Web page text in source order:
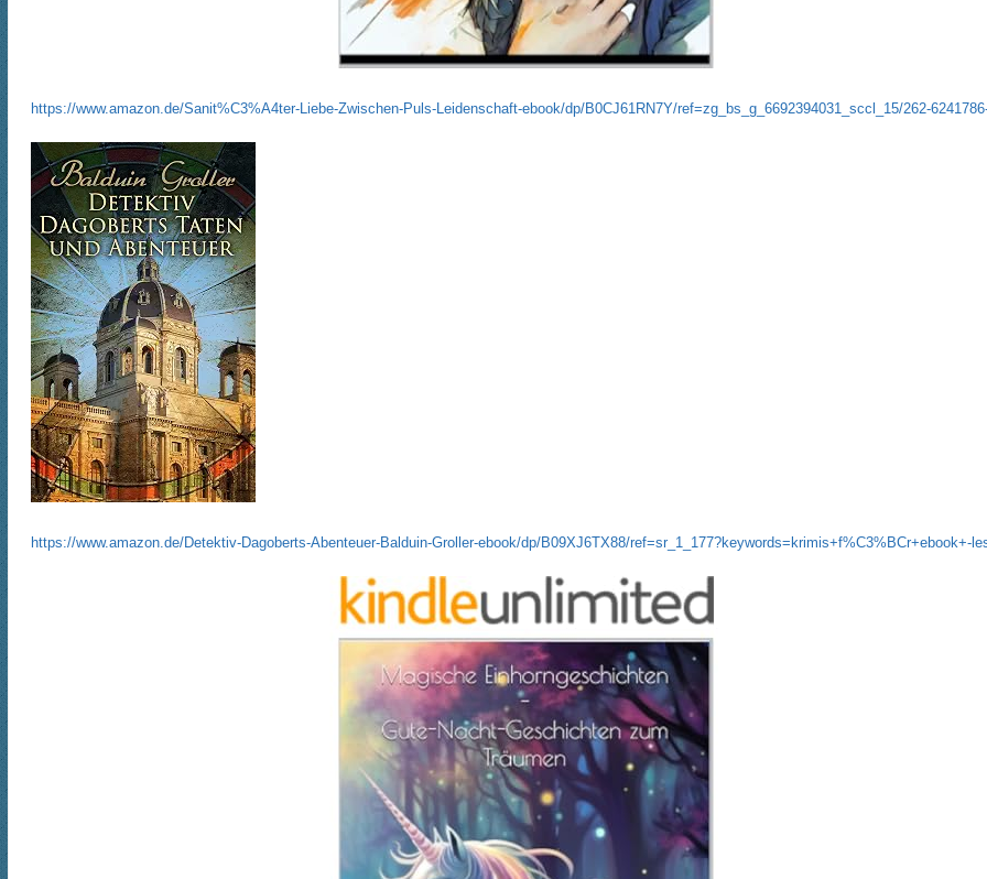
https://www.amazon.de/Sanit%C3%A4ter-Liebe-Zwischen-Puls-Leidenschaft-ebook/dp/B0CJ61RN7Y/ref=zg_bs_g_6692394031_sccl_15/262-
https://www.amazon.de/Detektiv-Dagoberts-Abenteuer-Balduin-Groller-ebook/dp/B09XJ6TX88/ref=sr_1_177?keywords=krimis+f%C3%BCr+ebook+-